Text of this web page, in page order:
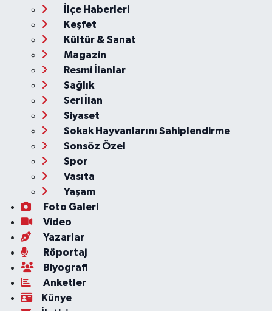
İlçe Haberleri
Keşfet
Kültür & Sanat
Magazin
Resmi İlanlar
Sağlık
Seri İlan
Siyaset
Sokak Hayvanlarını Sahiplendirme
Sonsöz Özel
Spor
Vasıta
Yaşam
Foto Galeri
Video
Yazarlar
Röportaj
Biyografi
Anketler
Künye